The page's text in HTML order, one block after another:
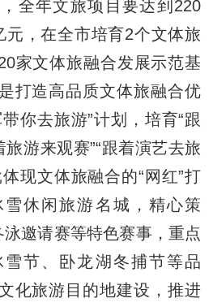
全年文旅项目要达到220
元，在全市培育2个文体旅
家文体旅融合发展示范基
打造高品质文体旅融合优
你去旅游”计划，培育“跟
旅游来观赛”“跟着演艺去旅
现文体旅融合的“网红”打
休闲旅游名城，精心策
泳邀请赛等特色赛事，重点
节、卧龙湖冬捕节等品
化旅游目的地建设，推进